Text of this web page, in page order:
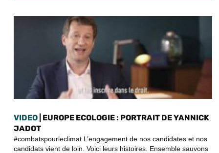
VIDEO | EUROPE ECOLOGIE : PORTRAIT DE YANNICK
JADOT
#combatspourleclimat L’engagement de nos candidates et nos
candidats vient de loin. Voici leurs histoires. Ensemble sauvons